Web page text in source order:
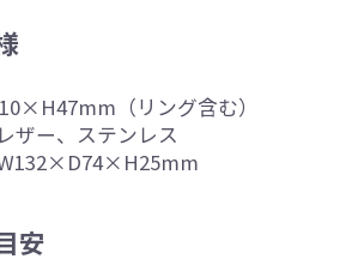
（リング含む）
ザー、ステンレス
安